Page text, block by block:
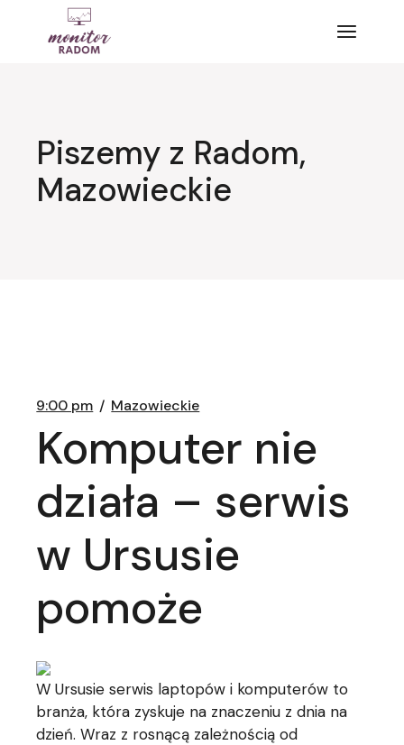
Piszemy z Radom,
Mazowieckie
9:00 pm Mazowieckie
Komputer nie
działa – serwis
w Ursusie
pomoże
W Ursusie serwis laptopów i komputerów to
branża, która zyskuje na znaczeniu z dnia na
dzień. Wraz z rosnącą zależnością od